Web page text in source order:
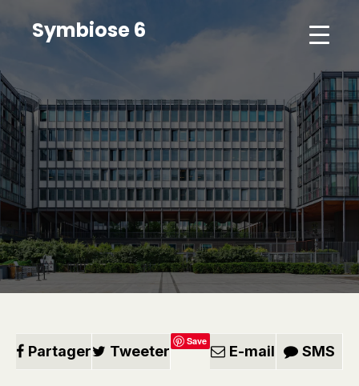
Symbiose 6
Partager Tweeter
Save
E-mail SMS